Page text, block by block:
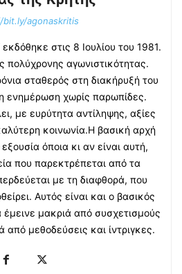
agonaskritis
στις 8 Ιουλίου του 1981.
πολύχρονης αγωνιστικότητας.
σταθερός στη διακήρυξή του
ενημέρωση χωρίς παρωπίδες.
με ευρύτητα αντίληψης, αξίες
κοινωνία.Η βασική αρχή
όποια κι αν είναι αυτή,
που παρεκτρέπεται από τα
με τη διαφθορά, που
Αυτός είναι και ο βασικός
μακριά από συσχετισμούς
από μεθοδεύσεις και ίντριγκες.